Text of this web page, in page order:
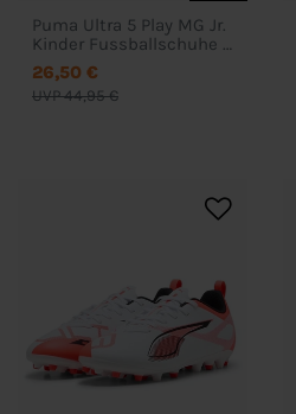
Puma Ultra 5 Play MG Jr.
Kinder Fussballschuhe -
108329
UVP 44,95 €
26,50 €